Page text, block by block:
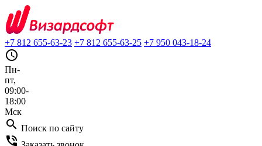
+7 812 655-63-23 +7 812 655-63-25 +7 950 043-18-24
query_builder
Пн-
пт,
09:00-
18:00
Мск
search Поиск по сайту
phone_in_talk